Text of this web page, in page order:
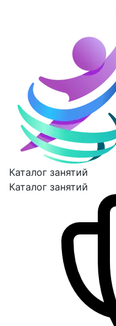
Каталог занятий
Каталог занятий